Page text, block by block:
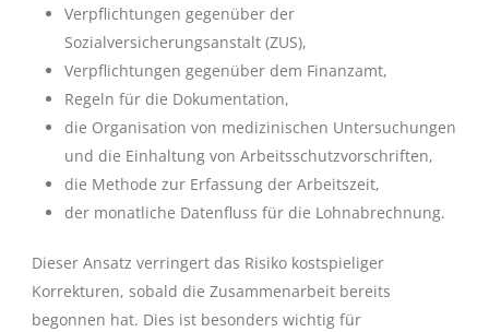
Verpflichtungen gegenüber der
Sozialversicherungsanstalt (ZUS),
Verpflichtungen gegenüber dem Finanzamt,
Regeln für die Dokumentation,
die Organisation von medizinischen Untersuchungen
und die Einhaltung von Arbeitsschutzvorschriften,
die Methode zur Erfassung der Arbeitszeit,
der monatliche Datenfluss für die Lohnabrechnung.
Dieser Ansatz verringert das Risiko kostspieliger
Korrekturen, sobald die Zusammenarbeit bereits
begonnen hat. Dies ist besonders wichtig für